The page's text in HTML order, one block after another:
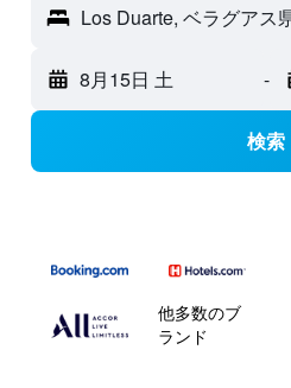
Los Duarte, ベラグアス
8月15日 土 -
検索
他多数のブ
ランド